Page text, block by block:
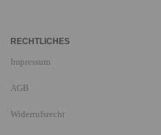
RECHTLICHES
Impressum
AGB
Widerrufsrecht